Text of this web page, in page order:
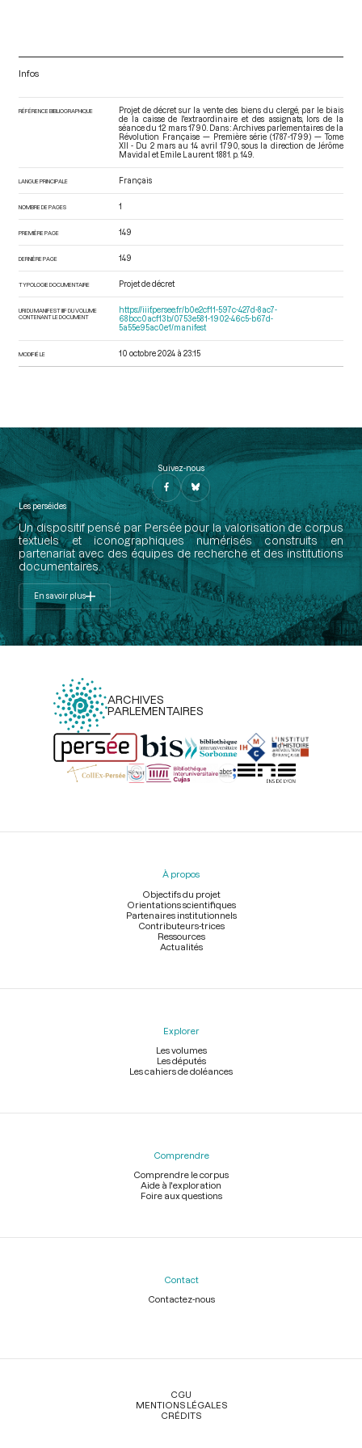
Infos
RÉFÉRENCE BIBLIOGRAPHIQUE
Projet de décret sur la vente des biens du clergé, par le biais
de la caisse de l'extraordinaire et des assignats, lors de la
séance du 12 mars 1790. Dans : Archives parlementaires de la
Révolution Française — Première série (1787-1799) — Tome
XII - Du 2 mars au 14 avril 1790 , sous la direction de Jérôme
Mavidal et Emile Laurent. 1881. p. 149.
LANGUE PRINCIPALE Français
NOMBRE DE PAGES 1
PREMIÈRE PAGE 149
DERNIÈRE PAGE 149
TYPOLOGIE DOCUMENTAIRE Projet de décret
URI DU MANIFEST IIIF DU VOLUME
CONTENANT LE DOCUMENT
https://iiif.persee.fr/b0e2cf11-597c-427d-8ac7-
68bcc0acf13b/0753e581-1902-46c5-b67d-
5a55e95ac0e1/manifest
MODIFIÉ LE 10 octobre 2024 à 23:15
Suivez-nous
Les perséides
Un dispositif pensé par Persée pour la valorisation de corpus
textuels et iconographiques numérisés construits en
partenariat avec des équipes de recherche et des institutions
documentaires.
En savoir plus
ARCHIVES
PARLEMENTAIRES
Menu
À propos
Objectifs du projet
Orientations scientifiques
Partenaires institutionnels
Contributeurs-trices
Ressources
Actualités
Explorer
Les volumes
Les députés
Les cahiers de doléances
Comprendre
Comprendre le corpus
Aide à l'exploration
Foire aux questions
Contact
Contactez-nous
Légal
CGU
MENTIONS LÉGALES
CRÉDITS